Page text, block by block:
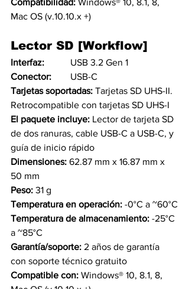
Compatibilidad: Windows® 10, 8.1, 8,
Mac OS (v.10.10.x +)
Lector SD [Workflow]
Interfaz: USB 3.2 Gen 1
Conector: USB-C
Tarjetas soportadas: Tarjetas SD UHS-II.
Retrocompatible con tarjetas SD UHS-I
El paquete incluye: Lector de tarjeta SD
de dos ranuras, cable USB-C a USB-C, y
guía de inicio rápido
Dimensiones: 62.87 mm x 16.87 mm x
50 mm
Peso: 31 g
Temperatura en operación: -0°C a ~60°C
Temperatura de almacenamiento: -25°C
a ~85°C
Garantía/soporte: 2 años de garantía
con soporte técnico gratuito
Compatible con: Windows® 10, 8.1, 8,